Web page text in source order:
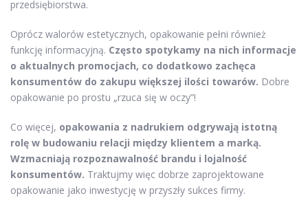
przedsiębiorstwa.
Oprócz walorów estetycznych, opakowanie pełni również
funkcję informacyjną. Często spotykamy na nich informacje
o aktualnych promocjach, co dodatkowo zachęca
konsumentów do zakupu większej ilości towarów. Dobre
opakowanie po prostu „rzuca się w oczy”!
Co więcej, opakowania z nadrukiem odgrywają istotną
rolę w budowaniu relacji między klientem a marką.
Wzmacniają rozpoznawalność brandu i lojalność
konsumentów. Traktujmy więc dobrze zaprojektowane
opakowanie jako inwestycję w przyszły sukces firmy.